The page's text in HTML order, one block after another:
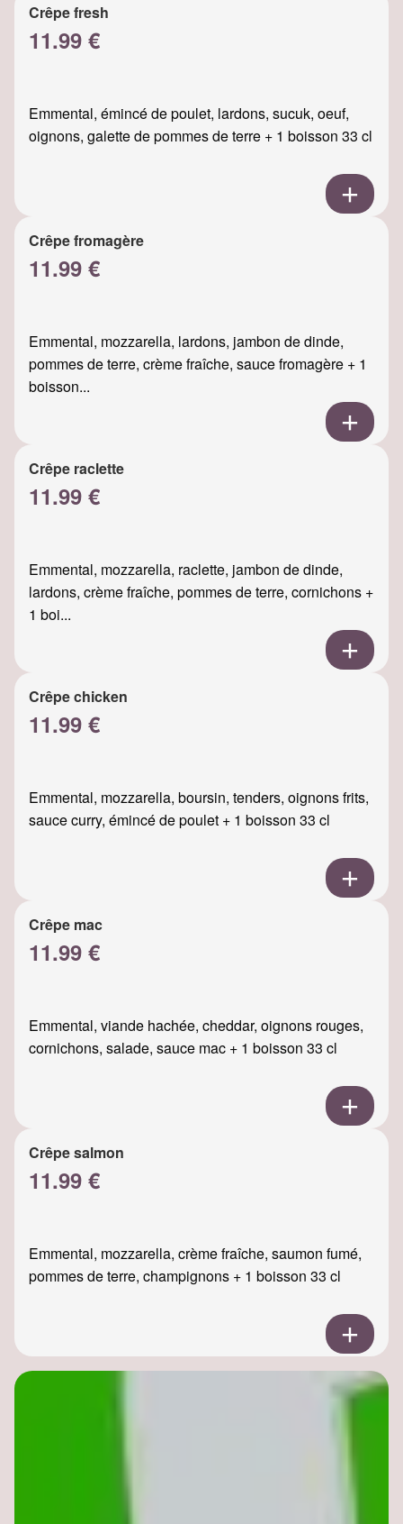
Crêpe fresh
11.99 €
Emmental, émincé de poulet, lardons, sucuk, oeuf,
oignons, galette de pommes de terre + 1 boisson 33 cl
Crêpe fromagère
11.99 €
Emmental, mozzarella, lardons, jambon de dinde,
pommes de terre, crème fraîche, sauce fromagère + 1
boisson...
Crêpe raclette
11.99 €
Emmental, mozzarella, raclette, jambon de dinde,
lardons, crème fraîche, pommes de terre, cornichons +
1 boi...
Crêpe chicken
11.99 €
Emmental, mozzarella, boursin, tenders, oignons frits,
sauce curry, émincé de poulet + 1 boisson 33 cl
Crêpe mac
11.99 €
Emmental, viande hachée, cheddar, oignons rouges,
cornichons, salade, sauce mac + 1 boisson 33 cl
Crêpe salmon
11.99 €
Emmental, mozzarella, crème fraîche, saumon fumé,
pommes de terre, champignons + 1 boisson 33 cl